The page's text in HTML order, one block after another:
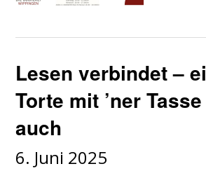
Lesen verbindet –
Torte mit ’ner
auch
6. Juni 2025